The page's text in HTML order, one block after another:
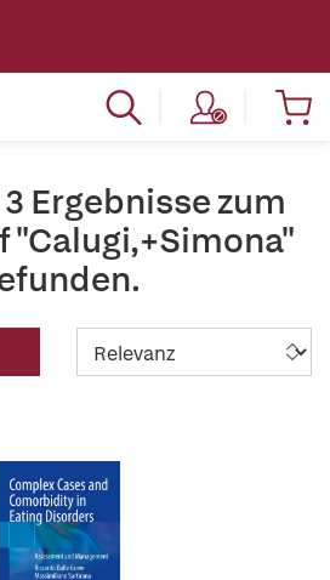
Ergebnisse zum
"Calugi,+Simona"